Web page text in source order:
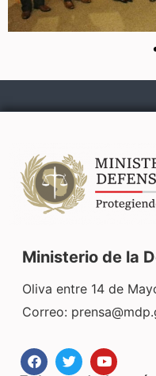
Ministerio de la
Oliva entre 14 de
Correo: